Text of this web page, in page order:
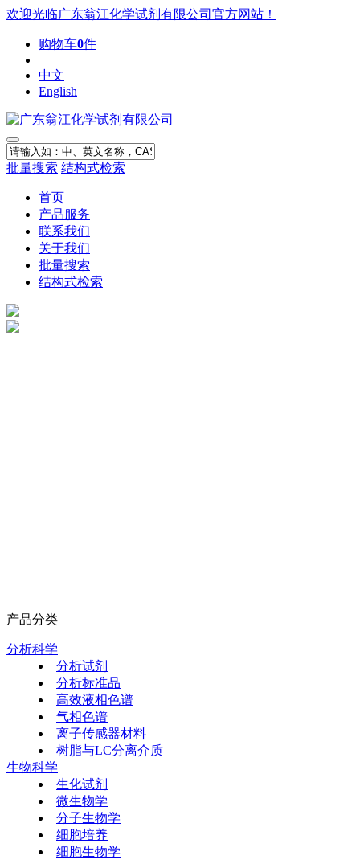
欢迎光临广东翁江化学试剂有限公司官方网站！
购物车0件
中文
English
批量搜索 结构式检索
首页
产品服务
联系我们
关于我们
批量搜索
结构式检索
产品分类
分析科学
分析试剂
分析标准品
高效液相色谱
气相色谱
离子传感器材料
树脂与LC分离介质
生物科学
生化试剂
微生物学
分子生物学
细胞培养
细胞生物学